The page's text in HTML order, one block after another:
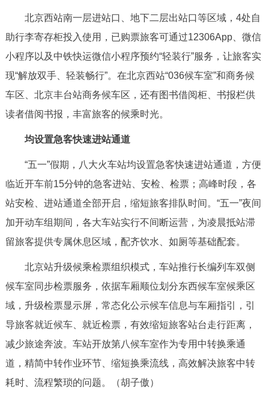
ITALIANO
回到顶部
北京西站南一层进站口、地下二层出站口等区域，4处自
助行李寄存柜投入使用，已购票旅客可通过12306App、微信
小程序以及中铁快运微信小程序预约“轻装行”服务，让旅客实
现“解放双手、轻装畅行”。在北京西站“036候车室”和商务候
车区、北京丰台站商务候车区，还有图书借阅柜、书报栏供
读者借阅书报，丰富旅客的候乘时光。
均设置急客快速进站通道
“五一”假期，八大火车站均设置急客快速进站通道，方便
临近开车前15分钟的急客进站、安检、检票；高峰时段，各
站安检、进站通道全部开启，缩短旅客排队时间。“五一”夜间
加开动车组期间，各大车站实行不间断运营，为凌晨抵站滞
留旅客提供专属休息区域，配齐饮水、如厕等基础配套。
北京站升级候乘检票组织模式，车站推行长编列车双侧
候车室同步检票服务，依据车厢顺位划分东西候车室候乘区
域，升级检票显示屏，常态化公示候车信息与车厢指引，引
导旅客就近候车、就近检票，有效缩短旅客站台走行距离，
减少旅途奔波。车站开放第八候车室作为专用中转换乘通
道，精简中转作业环节、缩短换乘流线，高效解决旅客中转
耗时、流程繁琐的问题。（胡子傲）